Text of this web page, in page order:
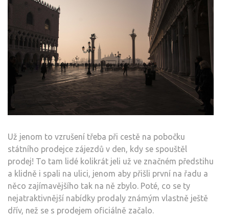
Už jenom to vzrušení třeba při cestě na pobočku
státního prodejce zájezdů v den, kdy se spouštěl
prodej! To tam lidé kolikrát jeli už ve značném předstihu
a klidně i spali na ulici, jenom aby přišli první na řadu a
něco zajímavějšího tak na ně zbylo. Poté, co se ty
nejatraktivnější nabídky prodaly známým vlastně ještě
dřív, než se s prodejem oficiálně začalo.